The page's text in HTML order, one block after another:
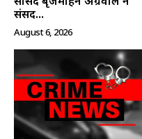
संसद...
August 6, 2026